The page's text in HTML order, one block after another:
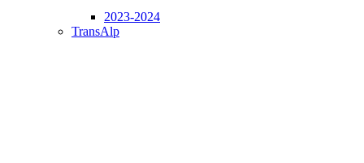
2023-2024
TransAlp